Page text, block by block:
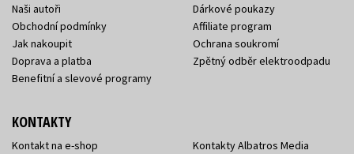
Naši autoři
Obchodní podmínky
Jak nakoupit
Doprava a platba
Benefitní a slevové programy
Dárkové poukazy
Affiliate program
Ochrana soukromí
Zpětný odběr elektroodpadu
KONTAKTY
Kontakt na e-shop
Kontakty Albatros Media